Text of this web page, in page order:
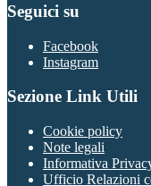
Seguici su
Facebook
Instagram
Sezione Link Utili
Cookie policy
Note legali
Informativa
Ufficio Relazioni